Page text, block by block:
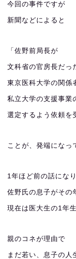
今回の事件ですが
新聞などによると
「佐野前局長が
文科省の官房長だっ
東京医科大学の関係
私立大学の支援事業
選定するよう依頼を
ことが、発端になっ
1年ほど前の話にな
佐野氏の息子がその
現在は医大生の1年
親のコネが理由で
まだ若い、息子の人